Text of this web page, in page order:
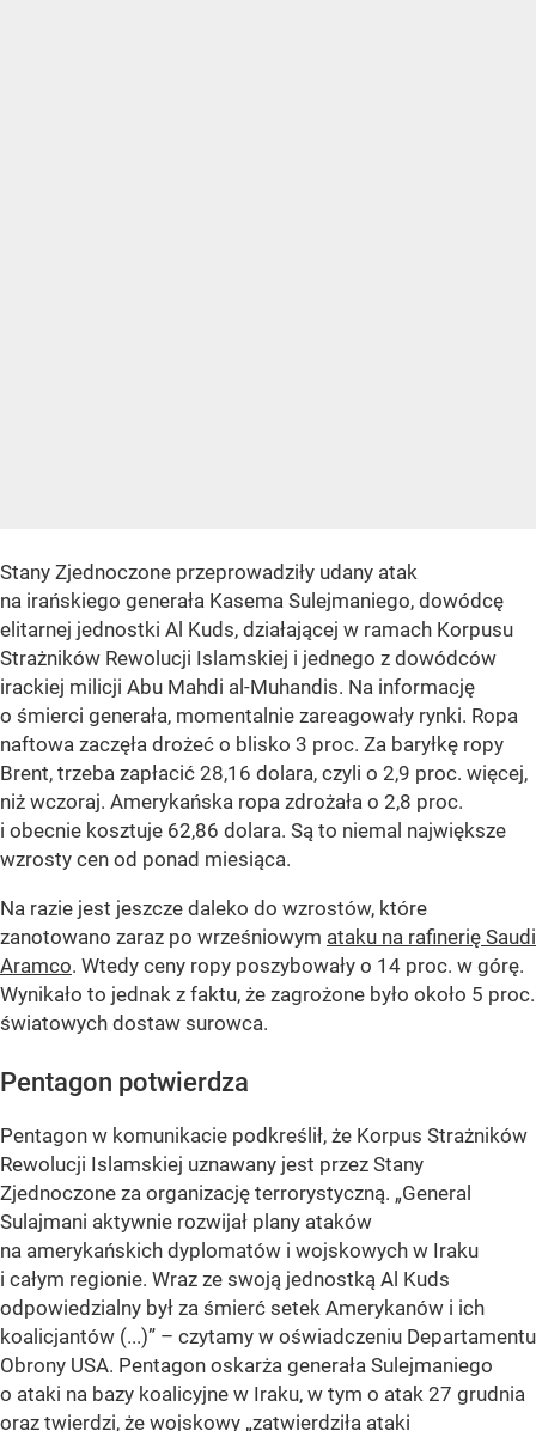
Stany Zjednoczone przeprowadziły udany atak
na irańskiego generała Kasema Sulejmaniego, dowódcę
elitarnej jednostki Al Kuds, działającej w ramach Korpusu
Strażników Rewolucji Islamskiej i jednego z dowódców
irackiej milicji Abu Mahdi al-Muhandis. Na informację
o śmierci generała, momentalnie zareagowały rynki. Ropa
naftowa zaczęła drożeć o blisko 3 proc. Za baryłkę ropy
Brent, trzeba zapłacić 28,16 dolara, czyli o 2,9 proc. więcej,
niż wczoraj. Amerykańska ropa zdrożała o 2,8 proc.
i obecnie kosztuje 62,86 dolara. Są to niemal największe
wzrosty cen od ponad miesiąca.
Na razie jest jeszcze daleko do wzrostów, które
zanotowano zaraz po wrześniowym ataku na rafinerię Saudi
Aramco. Wtedy ceny ropy poszybowały o 14 proc. w górę.
Wynikało to jednak z faktu, że zagrożone było około 5 proc.
światowych dostaw surowca.
Pentagon potwierdza
Pentagon w komunikacie podkreślił, że Korpus Strażników
Rewolucji Islamskiej uznawany jest przez Stany
Zjednoczone za organizację terrorystyczną. „General
Sulajmani aktywnie rozwijał plany ataków
na amerykańskich dyplomatów i wojskowych w Iraku
i całym regionie. Wraz ze swoją jednostką Al Kuds
odpowiedzialny był za śmierć setek Amerykanów i ich
koalicjantów (...)” – czytamy w oświadczeniu Departamentu
Obrony USA. Pentagon oskarża generała Sulejmaniego
o ataki na bazy koalicyjne w Iraku, w tym o atak 27 grudnia
oraz twierdzi, że wojskowy „zatwierdziła ataki